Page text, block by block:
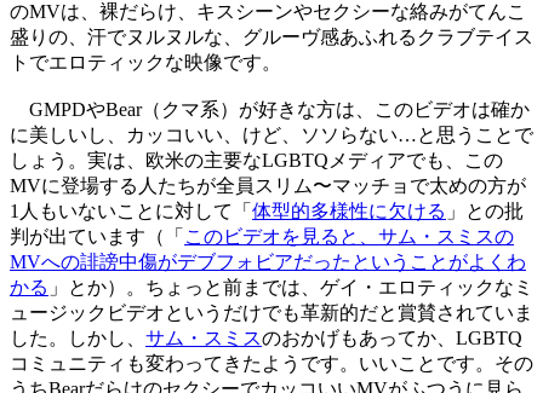
のMVは、裸だらけ、キスシーンやセクシーな絡みがてんこ
盛りの、汗でヌルヌルな、グルーヴ感あふれるクラブテイス
トでエロティックな映像です。
GMPDやBear（クマ系）が好きな方は、このビデオは確か
に美しいし、カッコいい、けど、ソソらない…と思うことで
しょう。実は、欧米の主要なLGBTQメディアでも、この
MVに登場する人たちが全員スリム〜マッチョで太めの方が
1人もいないことに対して「 体型的多様性に欠ける 」との批
判が出ています（「 このビデオを見ると、サム・スミスの
MVへの誹謗中傷がデブフォビアだったということがよくわ
かる 」とか）。ちょっと前までは、ゲイ・エロティックなミ
ュージックビデオというだけでも革新的だと賞賛されていま
した。しかし、 サム・スミスのおかげもあってか、LGBTQ
コミュニティも変わってきたようです。いいことです。その